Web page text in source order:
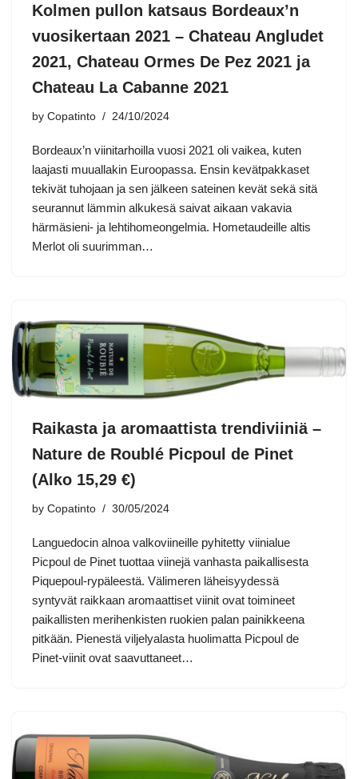
Kolmen pullon katsaus Bordeaux’n
vuosikertaan 2021 – Chateau Angludet
2021, Chateau Ormes De Pez 2021 ja
Chateau La Cabanne 2021
by Copatinto 24/10/2024
Bordeaux’n viinitarhoilla vuosi 2021 oli vaikea, kuten
laajasti muuallakin Euroopassa. Ensin kevätpakkaset
tekivät tuhojaan ja sen jälkeen sateinen kevät sekä sitä
seurannut lämmin alkukesä saivat aikaan vakavia
härmäsieni- ja lehtihomeongelmia. Hometaudeille altis
Merlot oli suurimman…
Raikasta ja aromaattista trendiviiniä –
Nature de Roublé Picpoul de Pinet
(Alko 15,29 €)
by Copatinto 30/05/2024
Languedocin alnoa valkoviineille pyhitetty viinialue
Picpoul de Pinet tuottaa viinejä vanhasta paikallisesta
Piquepoul-rypäleestä. Välimeren läheisyydessä
syntyvät raikkaan aromaattiset viinit ovat toimineet
paikallisten merihenkisten ruokien palan painikkeena
pitkään. Pienestä viljelyalasta huolimatta Picpoul de
Pinet-viinit ovat saavuttaneet…